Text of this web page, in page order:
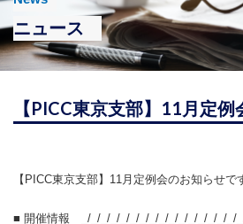
ニュース
【PICC東京支部】11月定
【PICC東京支部】11月定例会のお知らせで
■ 開催情報 _/_/_/_/_/_/_/_/_/_/_/_/_/_/_/_/